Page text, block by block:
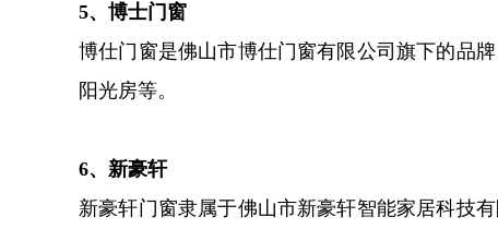
5、博士门窗
博仕门窗是佛山市博仕门窗有限公司旗下的品
阳光房等。
6、新豪轩
新豪轩门窗隶属于佛山市新豪轩智能家居科技